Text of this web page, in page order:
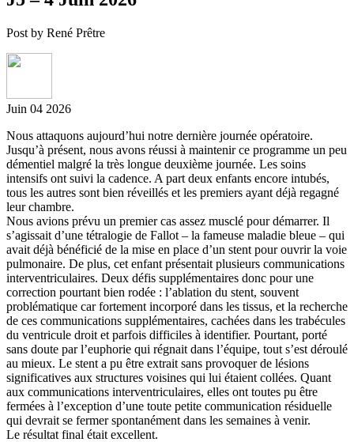
Post by René Prêtre
Juin 04 2026
Nous attaquons aujourd’hui notre dernière journée opératoire.
Jusqu’à présent, nous avons réussi à maintenir ce programme un peu
démentiel malgré la très longue deuxième journée. Les soins
intensifs ont suivi la cadence. A part deux enfants encore intubés,
tous les autres sont bien réveillés et les premiers ayant déjà regagné
leur chambre.
Nous avions prévu un premier cas assez musclé pour démarrer. Il
s’agissait d’une tétralogie de Fallot – la fameuse maladie bleue – qui
avait déjà bénéficié de la mise en place d’un stent pour ouvrir la voie
pulmonaire. De plus, cet enfant présentait plusieurs communications
interventriculaires. Deux défis supplémentaires donc pour une
correction pourtant bien rodée : l’ablation du stent, souvent
problématique car fortement incorporé dans les tissus, et la recherche
de ces communications supplémentaires, cachées dans les trabécules
du ventricule droit et parfois difficiles à identifier. Pourtant, porté
sans doute par l’euphorie qui régnait dans l’équipe, tout s’est déroulé
au mieux. Le stent a pu être extrait sans provoquer de lésions
significatives aux structures voisines qui lui étaient collées. Quant
aux communications interventriculaires, elles ont toutes pu être
fermées à l’exception d’une toute petite communication résiduelle
qui devrait se fermer spontanément dans les semaines à venir.
Le résultat final était excellent.